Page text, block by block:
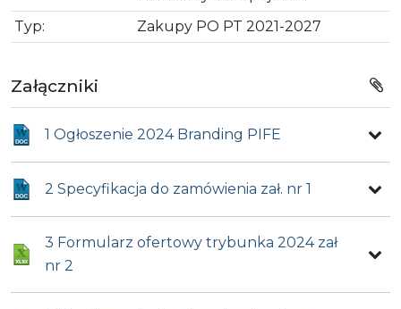
Typ:
Zakupy PO PT 2021-2027
Załączniki
1 Ogłoszenie 2024 Branding PIFE
2 Specyfikacja do zamówienia zał. nr 1
3 Formularz ofertowy trybunka 2024 zał
nr 2